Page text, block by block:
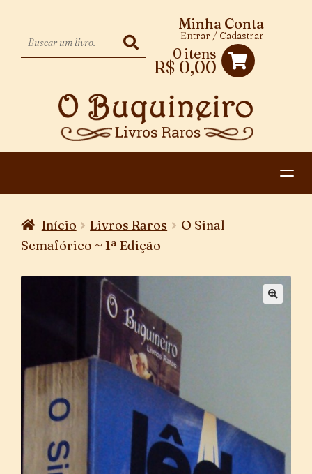
0 itens
R$ 0,00
Minha Conta
Entrar / Cadastrar
CATEGORIAS
Início Livros Raros
O Sinal
Semafórico ~ 1ª Edição